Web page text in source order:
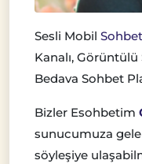
Sesli Mobil Sohbet
Kanalı,
Bedava Sohbet
Bizler Esohbetim
sunucumuza
söyleşiye